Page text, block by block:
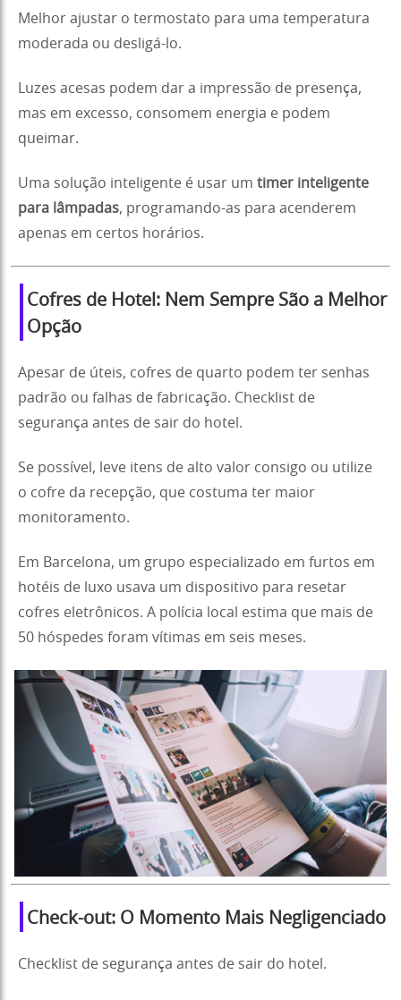
Melhor ajustar o termostato para uma temperatura
moderada ou desligá-lo.
Luzes acesas podem dar a impressão de presença,
mas em excesso, consomem energia e podem
queimar.
Uma solução inteligente é usar um timer inteligente
para lâmpadas, programando-as para acenderem
apenas em certos horários.
Cofres de Hotel: Nem Sempre São a Melhor
Opção
Apesar de úteis, cofres de quarto podem ter senhas
padrão ou falhas de fabricação. Checklist de
segurança antes de sair do hotel.
Se possível, leve itens de alto valor consigo ou utilize
o cofre da recepção, que costuma ter maior
monitoramento.
Em Barcelona, um grupo especializado em furtos em
hotéis de luxo usava um dispositivo para resetar
cofres eletrônicos. A polícia local estima que mais de
50 hóspedes foram vítimas em seis meses.
Check-out: O Momento Mais Negligenciado
Checklist de segurança antes de sair do hotel.